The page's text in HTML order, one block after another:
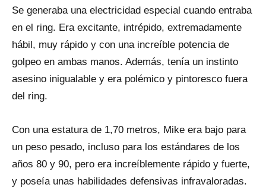
Se generaba una electricidad especial cuando entraba
en el ring. Era excitante, intrépido, extremadamente
hábil, muy rápido y con una increíble potencia de
golpeo en ambas manos. Además, tenía un instinto
asesino inigualable y era polémico y pintoresco fuera
del ring.
Con una estatura de 1,70 metros, Mike era bajo para
un peso pesado, incluso para los estándares de los
años 80 y 90, pero era increíblemente rápido y fuerte,
y poseía unas habilidades defensivas infravaloradas.